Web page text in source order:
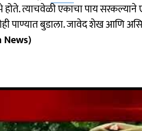
होते. त्याचवेळी एकाचा पाय
पाण्यात बुडाला. जावेद शेख आणि